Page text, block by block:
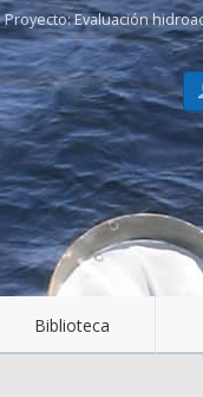
Evaluación
Biblioteca